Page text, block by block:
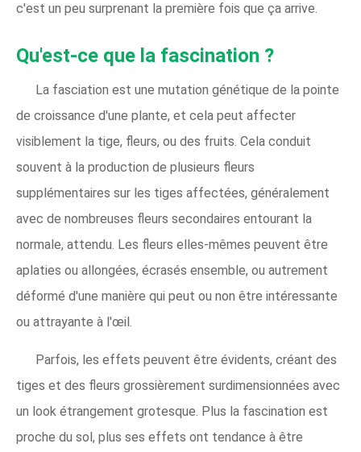
c'est un peu surprenant la première fois que ça arrive.
Qu'est-ce que la fascination ?
La fasciation est une mutation génétique de la pointe
de croissance d'une plante, et cela peut affecter
visiblement la tige, fleurs, ou des fruits. Cela conduit
souvent à la production de plusieurs fleurs
supplémentaires sur les tiges affectées, généralement
avec de nombreuses fleurs secondaires entourant la
normale, attendu. Les fleurs elles-mêmes peuvent être
aplaties ou allongées, écrasés ensemble, ou autrement
déformé d'une manière qui peut ou non être intéressante
ou attrayante à l'œil.
Parfois, les effets peuvent être évidents, créant des
tiges et des fleurs grossièrement surdimensionnées avec
un look étrangement grotesque. Plus la fascination est
proche du sol, plus ses effets ont tendance à être